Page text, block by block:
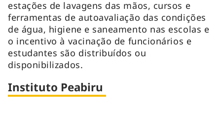
estações de lavagens das mãos, cursos e
ferramentas de autoavaliação das condições
de água, higiene e saneamento nas escolas e
o incentivo à vacinação de funcionários e
estudantes são distribuídos ou
disponibilizados.
Instituto Peabiru